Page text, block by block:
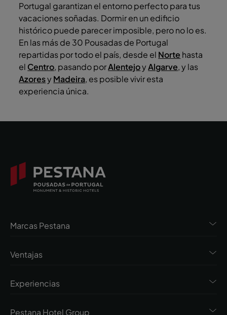
Portugal garantizan el entorno perfecto para tus
vacaciones soñadas. Dormir en un edificio
histórico puede parecer imposible, pero no lo es.
En las más de 30 Pousadas de Portugal
repartidas por todo el país, desde el Norte hasta
el Centro, pasando porAlentejoyAlgarve, y las
Azoresy Madeira, es posible vivir esta
experiencia única.
Marcas Pestana
Ventajas
Experiencias
Pestana Hotel Group